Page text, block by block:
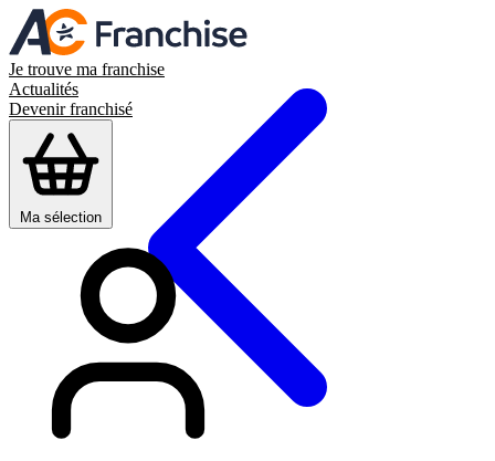
Je trouve ma franchise
Actualités
Devenir franchisé
Ma sélection